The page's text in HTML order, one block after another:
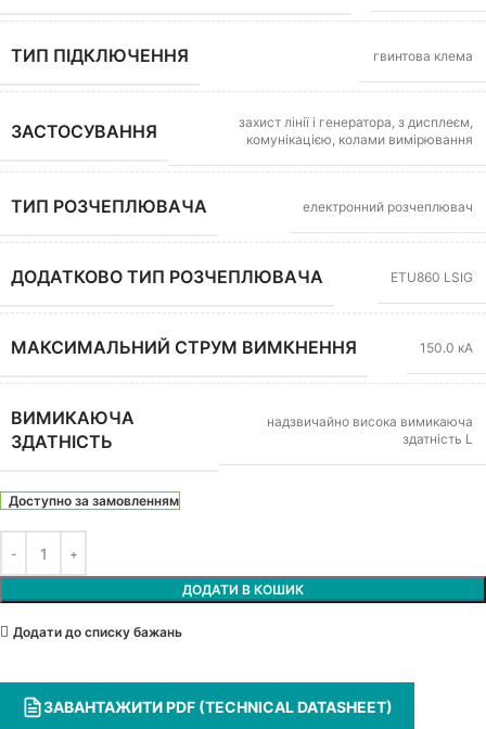
ТИП ПІДКЛЮЧЕННЯ гвинтова клема
ЗАСТОСУВАННЯ
захист лінії і генератора, з дисплеєм,
комунікацією, колами вимірювання
ТИП РОЗЧЕПЛЮВАЧА електронний розчеплювач
ДОДАТКОВО ТИП РОЗЧЕПЛЮВАЧА ETU860 LSIG
МАКСИМАЛЬНИЙ СТРУМ ВИМКНЕННЯ 150.0 кА
ВИМИКАЮЧА
ЗДАТНІСТЬ
надзвичайно висока вимикаюча
здатність L
Доступно за замовленням
ДОДАТИ В КОШИК
Додати до списку бажань
ЗАВАНТАЖИТИ PDF (TECHNICAL DATASHEET)